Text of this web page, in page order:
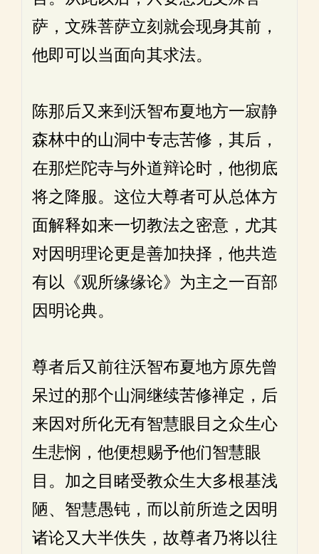
萨，文殊菩萨立刻就会现身其前，
他即可以当面向其求法。
陈那后又来到沃智布夏地方一寂静
森林中的山洞中专志苦修，其后，
在那烂陀寺与外道辩论时，他彻底
将之降服。这位大尊者可从总体方
面解释如来一切教法之密意，尤其
对因明理论更是善加抉择，他共造
有以《观所缘缘论》为主之一百部
因明论典。
尊者后又前往沃智布夏地方原先曾
呆过的那个山洞继续苦修禅定，后
来因对所化无有智慧眼目之众生心
生悲悯，他便想赐予他们智慧眼
目。加之目睹受教众生大多根基浅
陋、智慧愚钝，而以前所造之因明
诸论又大半佚失，故尊者乃将以往